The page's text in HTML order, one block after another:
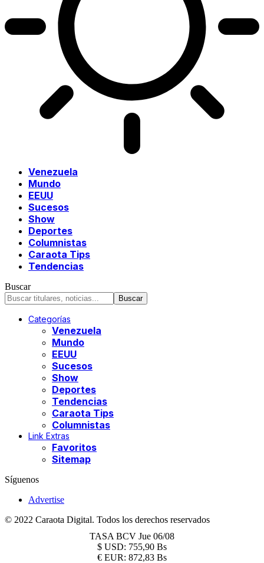
Venezuela
Mundo
EEUU
Sucesos
Show
Deportes
Columnistas
Caraota Tips
Tendencias
Buscar
Categorías
Venezuela
Mundo
EEUU
Sucesos
Show
Deportes
Tendencias
Caraota Tips
Columnistas
Link Extras
Favoritos
Sitemap
Síguenos
Advertise
© 2022 Caraota Digital. Todos los derechos reservados
TASA BCV Jue 06/08
$ USD: 755,90 Bs
€ EUR: 872,83 Bs